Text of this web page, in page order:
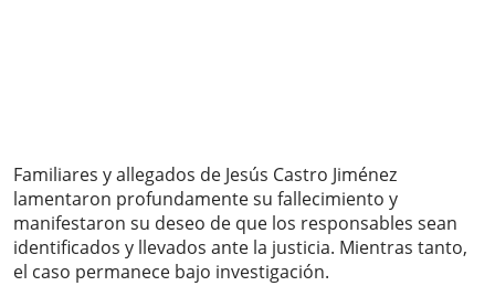
Familiares y allegados de Jesús Castro Jiménez
lamentaron profundamente su fallecimiento y
manifestaron su deseo de que los responsables sean
identificados y llevados ante la justicia. Mientras tanto,
el caso permanece bajo investigación.